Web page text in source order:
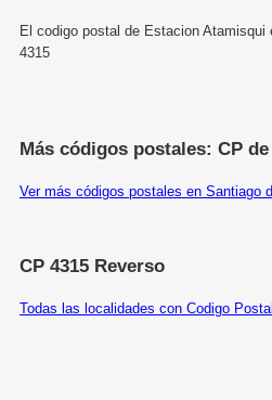
El codigo postal de Estacion Atamisqui
4315
Más códigos postales: CP
Ver más códigos postales en Santiago
CP 4315 Reverso
Todas las localidades con Codigo